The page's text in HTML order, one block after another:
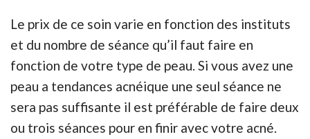
Le prix de ce soin varie en fonction des instituts
et du nombre de séance qu’il faut faire en
fonction de votre type de peau. Si vous avez une
peau a tendances acnéique une seul séance ne
sera pas suffisante il est préférable de faire deux
ou trois séances pour en finir avec votre acné.